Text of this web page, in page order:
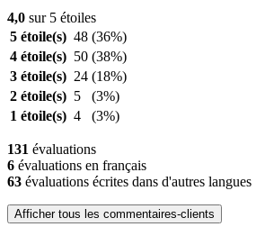
4,0 sur 5 étoiles
5 étoile(s) 48 (36%)
4 étoile(s) 50 (38%)
3 étoile(s) 24 (18%)
2 étoile(s) 5
(3%)
1 étoile(s) 4 (3%)
131 évaluations
6 évaluations en français
63 évaluations écrites dans d'autres langues
Afficher tous les commentaires-clients